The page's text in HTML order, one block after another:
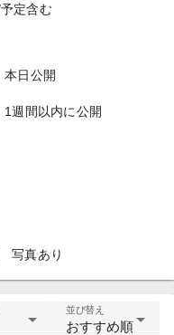
定含む
本日公開
1週間以内に公開
写真あり
並び替え
おすすめ順